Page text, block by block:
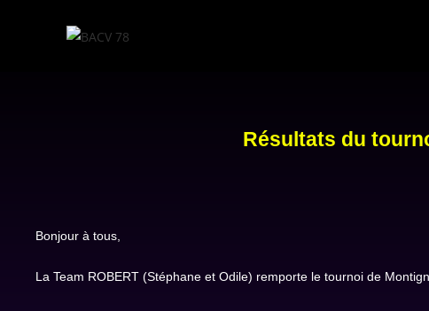
Résultats du
Bonjour à tous,
La Team ROBERT (Stéphane et Odile) remporte le tournoi de